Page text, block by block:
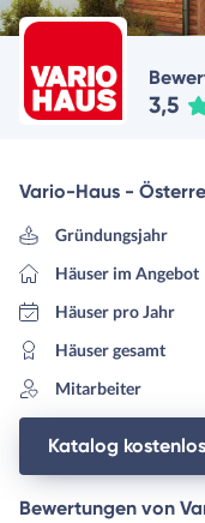
3,5
Vario-Haus -
Gründungsjahr
Häuser im Angebot
Häuser pro Jahr
Häuser gesamt
Mitarbeiter
Katalog
Bewertungen von